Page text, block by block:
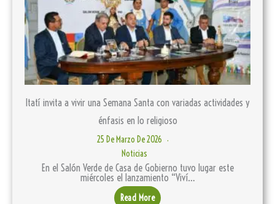
Itatí invita a vivir una Semana Santa con variadas actividades y
énfasis en lo religioso
25 De Marzo De 2026
Noticias
En el Salón Verde de Casa de Gobierno tuvo lugar este
miércoles el lanzamiento “Viví…
Read More